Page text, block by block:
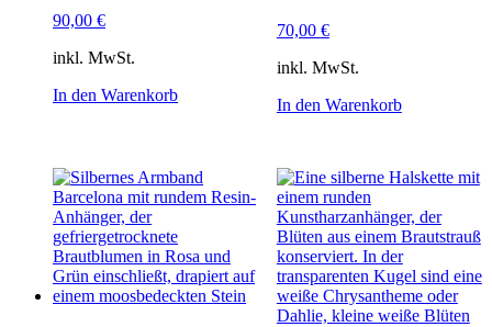
90,00 €
inkl. MwSt.
In den Warenkorb
70,00 €
inkl. MwSt.
In den Warenkorb